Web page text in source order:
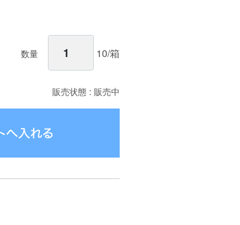
販売状態 : 販売中
数量 10/箱